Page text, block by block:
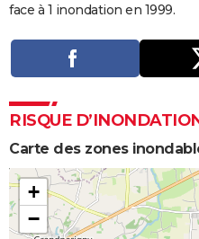
face à 1 inondation en 1999.
RISQUE
Carte des zones
+
−